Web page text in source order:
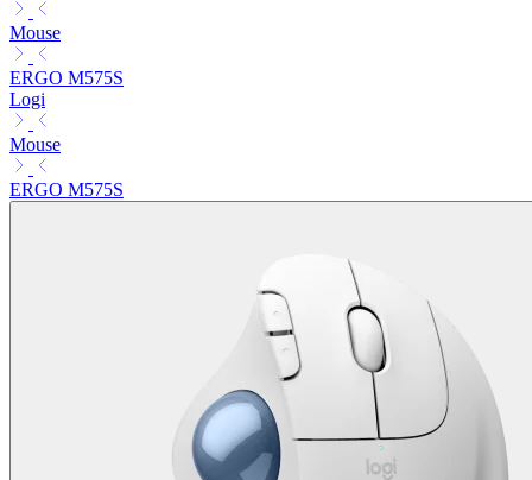
Mouse
ERGO M575S
Logi
Mouse
ERGO M575S